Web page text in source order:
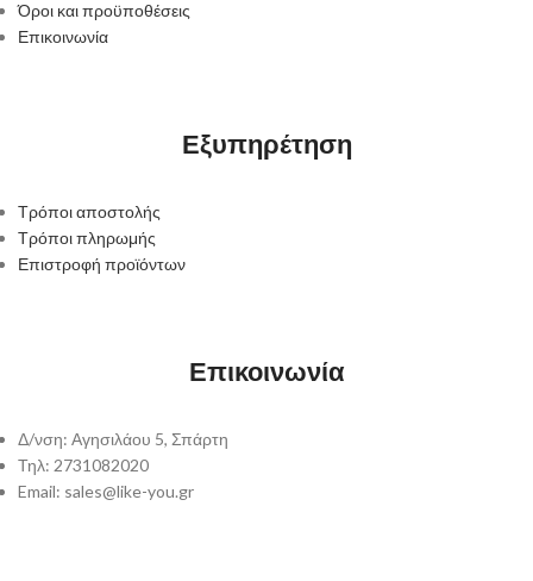
Όροι και προϋποθέσεις
Επικοινωνία
Εξυπηρέτηση
Τρόποι αποστολής
Τρόποι πληρωμής
Επιστροφή προϊόντων
Επικοινωνία
Δ/νση: Αγησιλάου 5, Σπάρτη
Τηλ: 2731082020
Email: sales@like-you.gr